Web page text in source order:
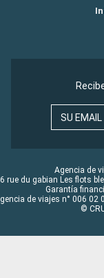
SU EMAIL
Agencia de
rue du gabian Les flots
Garantía
de viajes n° 006
©